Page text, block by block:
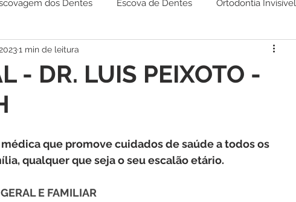
dos Dentes Escova de Dentes Ortodontia Invisível
- DR. LUIS PEIXOTO -
1 min de leitura
que promove cuidados de saúde a todos os
qualquer que seja o seu escalão etário.
E FAMILIAR